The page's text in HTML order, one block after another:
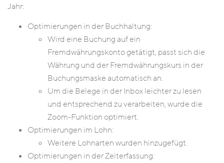
Jahr:
Optimierungen in der Buchhaltung:
Wird eine Buchung auf ein
Fremdwährungskonto getätigt, passt sich die
Währung und der Fremdwährungskurs in der
Buchungsmaske automatisch an.
Um die Belege in der Inbox leichter zu lesen
und entsprechend zu verarbeiten, wurde die
Zoom-Funktion optimiert.
Optimierungen im Lohn:
Weitere Lohnarten wurden hinzugefügt.
Optimierungen in der Zeiterfassung: